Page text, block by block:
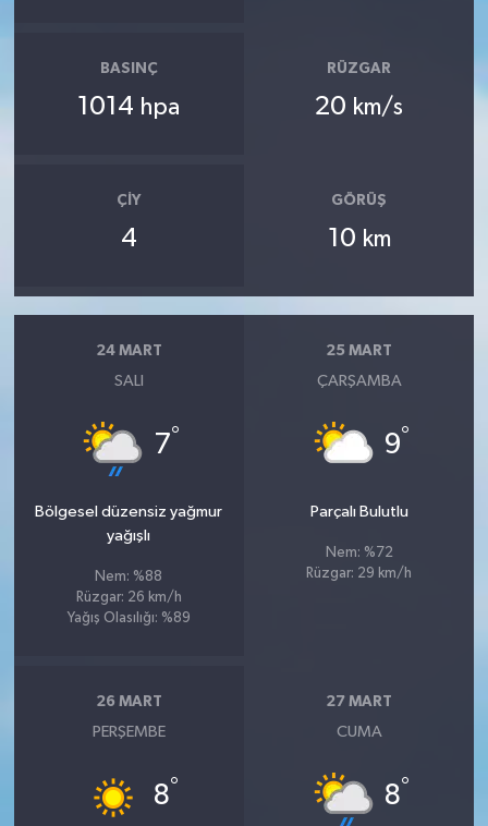
BASINÇ
1014 hpa
RÜZGAR
20 km/s
ÇIY
4
GÖRÜŞ
10 km
24 MART
SALI
7°
Bölgesel düzensiz yağmur
yağışlı
Nem: %88
Rüzgar: 26 km/h
Yağış Olasılığı: %89
25 MART
ÇARŞAMBA
9°
Parçalı Bulutlu
Nem: %72
Rüzgar: 29 km/h
26 MART
PERŞEMBE
8°
27 MART
CUMA
8°